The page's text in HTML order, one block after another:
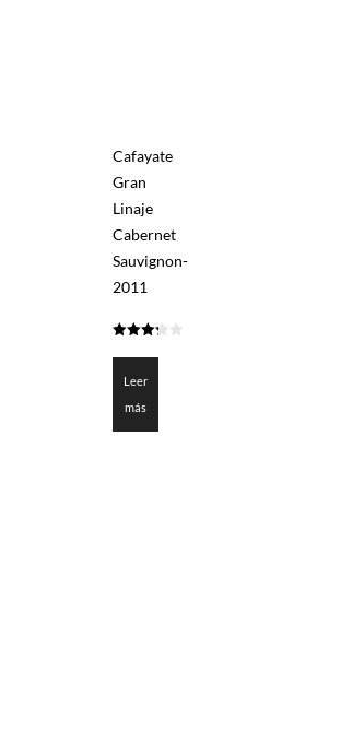
Cafayate
Gran
Linaje
Cabernet
Sauvignon-
2011
de 5
Leer
más